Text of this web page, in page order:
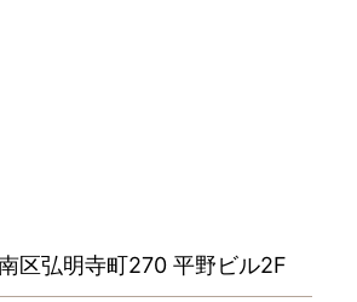
区弘明寺町270 平野ビル2F